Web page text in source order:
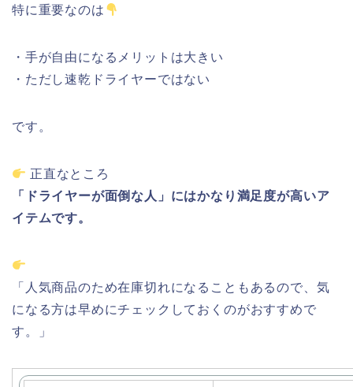
特に重要なのは
・ 手が自由になる メリット は大きい
・ ただし速乾 ドライヤーではない
です。
正直なところ
「
ドライヤーが面倒な 人」 にはかなり 満足 度が高いア
イテムです。
「 人気商品のため在庫切れになる こと も あるので、 気
に なる方は早めにチェック して おく のがおすすめで
す。」